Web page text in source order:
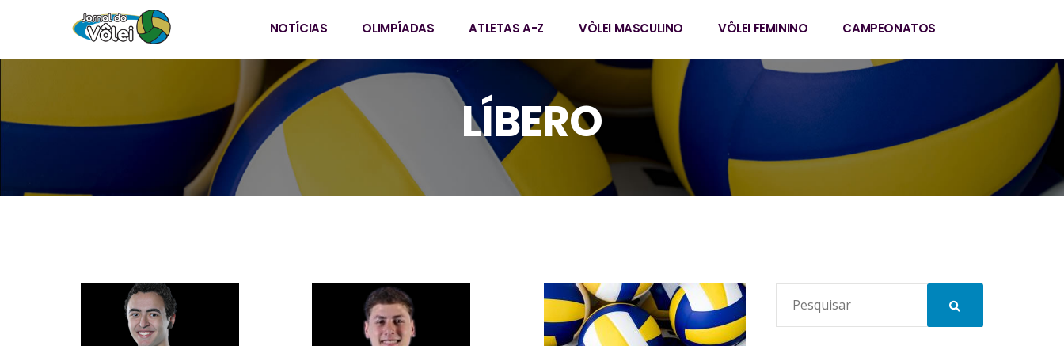
NOTÍCIAS OLIMPÍADAS ATLETAS A-Z VÔLEI MASCULINO VÔLEI FEMININO CAMPEONATOS
LÍBERO